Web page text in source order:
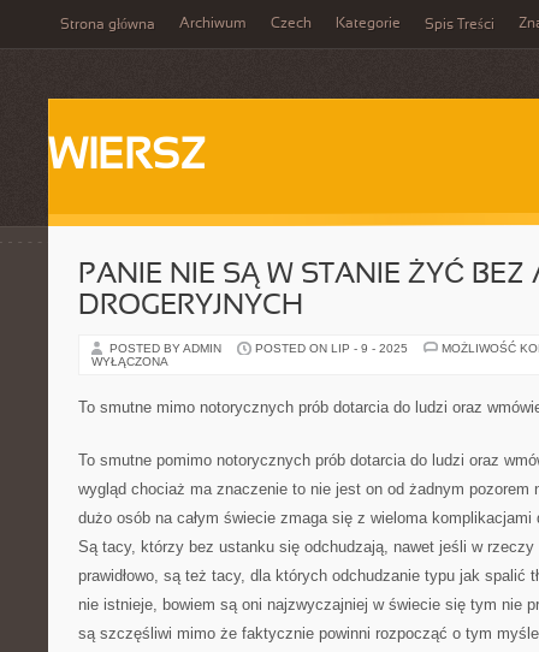
Strona główna Archiwum Czech Kategorie Spis Treści
WIERSZ
PANIE NIE SĄ W STANIE ŻYĆ BEZ
DROGERYJNYCH
POSTED BY ADMIN POSTED ON LIP - 9 - 2025
MOŻLIWOŚĆ
WYŁĄCZONA
To smutne mimo notorycznych prób dotarcia do ludzi oraz
To smutne pomimo notorycznych prób dotarcia do ludzi oraz
wygląd chociaż ma znaczenie to nie jest on od żadnym pozorem
dużo osób na całym świecie zmaga się z wieloma komplikacjami
Są tacy, którzy bez ustanku się odchudzają, nawet jeśli w
prawidłowo, są też tacy, dla których odchudzanie typu jak spalić
nie istnieje, bowiem są oni najzwyczajniej w świecie się tym nie
są szczęśliwi mimo że faktycznie powinni rozpocząć o tym